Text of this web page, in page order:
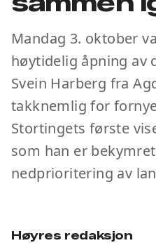
Mandag 3. oktober
høytidelig åpning av
Svein Harberg fra
takknemlig for
Stortingets første
som han er
nedprioritering av
Høyres redaksjon